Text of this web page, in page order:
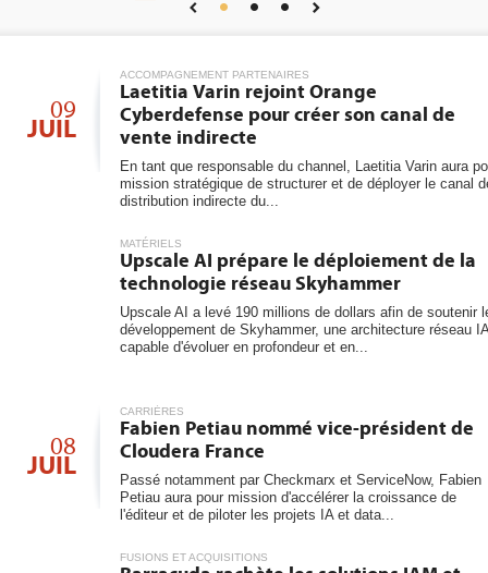
09
JUIL
ACCOMPAGNEMENT PARTENAIRES
Laetitia Varin rejoint Orange
Cyberdefense pour créer son canal de
vente indirecte
En tant que responsable du channel, Laetitia Varin aura
mission stratégique de structurer et de déployer le canal
distribution indirecte du...
MATÉRIELS
Upscale AI prépare le déploiement de la
technologie réseau Skyhammer
Upscale AI a levé 190 millions de dollars afin de soutenir
développement de Skyhammer, une architecture réseau IA
capable d'évoluer en profondeur et en...
08
JUIL
CARRIÈRES
Fabien Petiau nommé vice-président de
Cloudera France
Passé notamment par Checkmarx et ServiceNow, Fabien
Petiau aura pour mission d'accélérer la croissance de
l'éditeur et de piloter les projets IA et data...
FUSIONS ET ACQUISITIONS